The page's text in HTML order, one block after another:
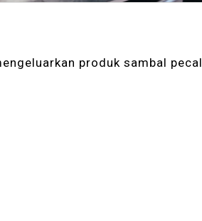
produk sambal pecal